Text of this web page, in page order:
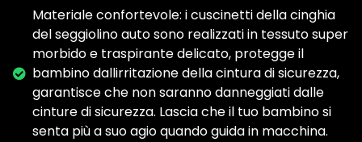
Materiale confortevole: i cuscinetti della cinghia
del seggiolino auto sono realizzati in tessuto super
morbido e traspirante delicato, protegge il
bambino dallirritazione della cintura di sicurezza,
garantisce che non saranno danneggiati dalle
cinture di sicurezza. Lascia che il tuo bambino si
senta più a suo agio quando guida in macchina.